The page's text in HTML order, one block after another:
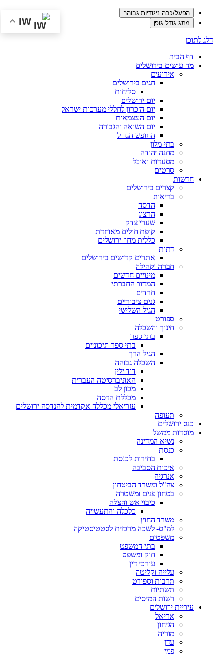
הפעל/כבה ניגודיות גבוהה
מתג גודל גופן
דלג לתוכן
דף הבית
מה עושים בירושלים
אירועים
חגים בירושלים
סליחות
יום ירושלים
יום הזכרון לחללי מערכות ישראל
יום העצמאות
יום השואה והגבורה
החופש הגדול
בתי מלון
מחנה יהודה
מסעדות ואוכל
סרטים
חדשות
קצרים בירושלים
בריאות
הדסה
הרצוג
שערי צדק
קופת חולים מאוחדת
כללית מחוז ירושלים
דתות
אתרים קדושים בירושלים
חברה וקהילה
מינויים חדשים
המדור החברתי
חרדים
גנים ציבוריים
הגיל השלישי
ספורט
חינוך והשכלה
בתי ספר
בתי ספר תיכוניים
הגיל הרך
השכלה גבוהה
דוד ילין
האוניברסיטה העברית
מכון לב
מכללת הדסה
עזריאלי מכללה אקדמית להנדסה ירושלים
תעופה
כנס ירושלים
מוסדות ממשל
נשיא המדינה
כנסת
בחירות לכנסת
איכות הסביבה
אנרגיה
צה"ל ומשרד הביטחון
בטחון פנים ומשטרה
כיבוי אש והצלה
כלכלה והתעשייה
משרד החוץ
למ"ס- לשכה מרכזית לסטטיסטיקה
משפטים
בתי המשפט
חוק ומשפט
עורכי דין
עלייה וקליטה
תרבות וספורט
תשתיות
רשות המיסים
עיריית ירושלים
אריאל
הגיחון
מוריה
עדן
פמי
IW